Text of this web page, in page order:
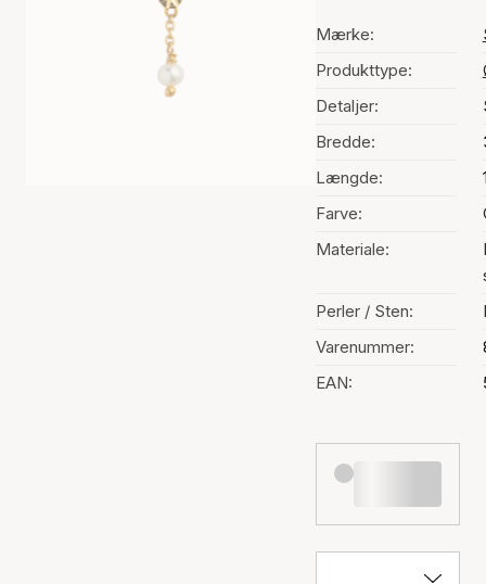
Mærke:
Produkttype:
Detaljer:
Bredde:
Længde:
Farve:
Materiale:
Perler / Sten:
Varenummer:
EAN: